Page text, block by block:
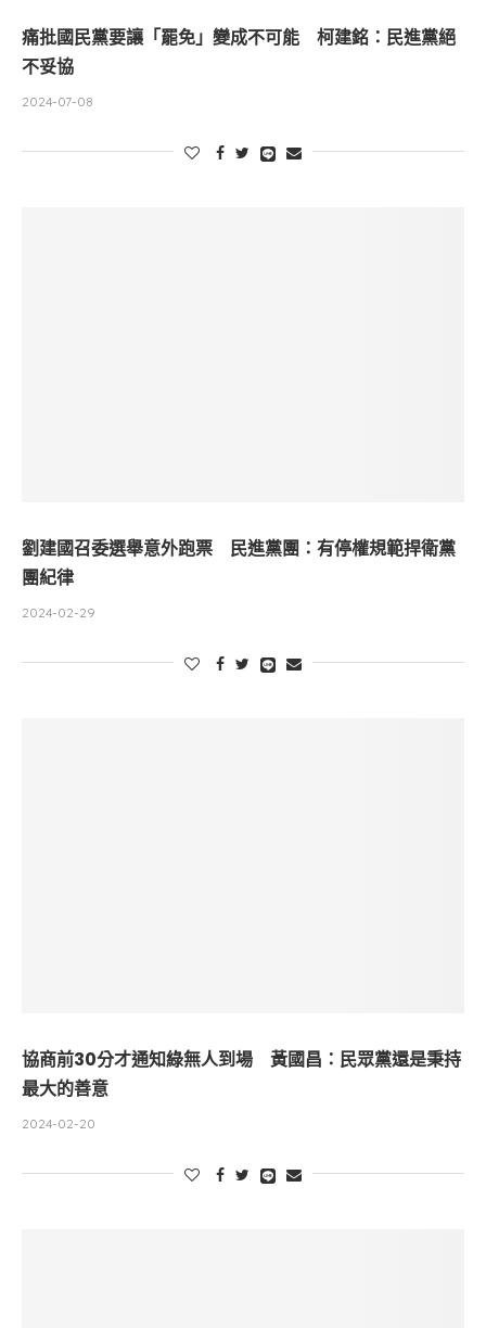
痛批國民黨要讓「罷免」變成不可能 柯建銘：民進黨絕
不妥協
2024-07-08
劉建國召委選舉意外跑票 民進黨團：有停權規範捍衛黨
團紀律
2024-02-29
協商前30分才通知綠無人到場 黃國昌：民眾黨還是秉持
最大的善意
2024-02-20